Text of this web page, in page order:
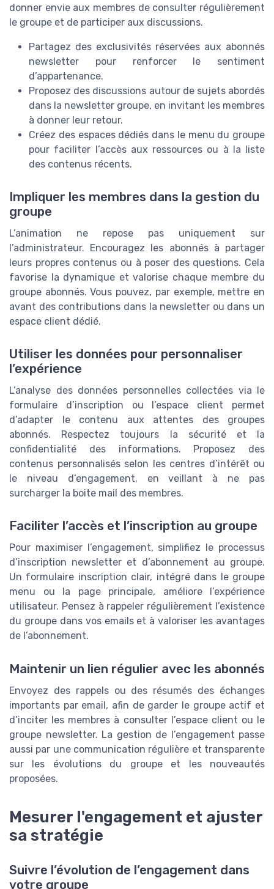
donner envie aux membres de consulter régulièrement
le groupe et de participer aux discussions.
Partagez des exclusivités réservées aux abonnés
newsletter pour renforcer le sentiment
d’appartenance.
Proposez des discussions autour de sujets abordés
dans la newsletter groupe, en invitant les membres
à donner leur retour.
Créez des espaces dédiés dans le menu du groupe
pour faciliter l’accès aux ressources ou à la liste
des contenus récents.
Impliquer les membres dans la gestion du
groupe
L’animation ne repose pas uniquement sur
l’administrateur. Encouragez les abonnés à partager
leurs propres contenus ou à poser des questions. Cela
favorise la dynamique et valorise chaque membre du
groupe abonnés. Vous pouvez, par exemple, mettre en
avant des contributions dans la newsletter ou dans un
espace client dédié.
Utiliser les données pour personnaliser
l’expérience
L’analyse des données personnelles collectées via le
formulaire d’inscription ou l’espace client permet
d’adapter le contenu aux attentes des groupes
abonnés. Respectez toujours la sécurité et la
confidentialité des informations. Proposez des
contenus personnalisés selon les centres d’intérêt ou
le niveau d’engagement, en veillant à ne pas
surcharger la boite mail des membres.
Faciliter l’accès et l’inscription au groupe
Pour maximiser l’engagement, simplifiez le processus
d’inscription newsletter et d’abonnement au groupe.
Un formulaire inscription clair, intégré dans le groupe
menu ou la page principale, améliore l’expérience
utilisateur. Pensez à rappeler régulièrement l’existence
du groupe dans vos emails et à valoriser les avantages
de l’abonnement.
Maintenir un lien régulier avec les abonnés
Envoyez des rappels ou des résumés des échanges
importants par email, afin de garder le groupe actif et
d’inciter les membres à consulter l’espace client ou le
groupe newsletter. La gestion de l’engagement passe
aussi par une communication régulière et transparente
sur les évolutions du groupe et les nouveautés
proposées.
Mesurer l'engagement et ajuster
sa stratégie
Suivre l’évolution de l’engagement dans
votre groupe